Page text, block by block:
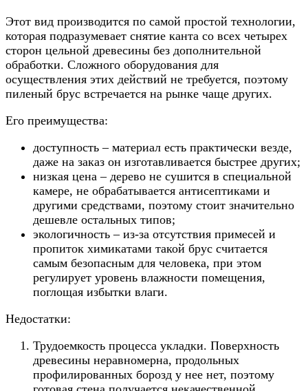
Этот вид производится по самой простой технологии,
которая подразумевает снятие канта со всех четырех
сторон цельной древесины без дополнительной
обработки. Сложного оборудования для
осуществления этих действий не требуется, поэтому
пиленый брус встречается на рынке чаще других.
Его преимущества:
доступность – материал есть практически везде,
даже на заказ он изготавливается быстрее других;
низкая цена – дерево не сушится в специальной
камере, не обрабатывается антисептиками и
другими средствами, поэтому стоит значительно
дешевле остальных типов;
экологичность – из-за отсутствия примесей и
пропиток химикатами такой брус считается
самым безопасным для человека, при этом
регулирует уровень влажности помещения,
поглощая избытки влаги.
Недостатки:
Трудоемкость процесса укладки. Поверхность
древесины неравномерна, продольных
профилированных борозд у нее нет, поэтому